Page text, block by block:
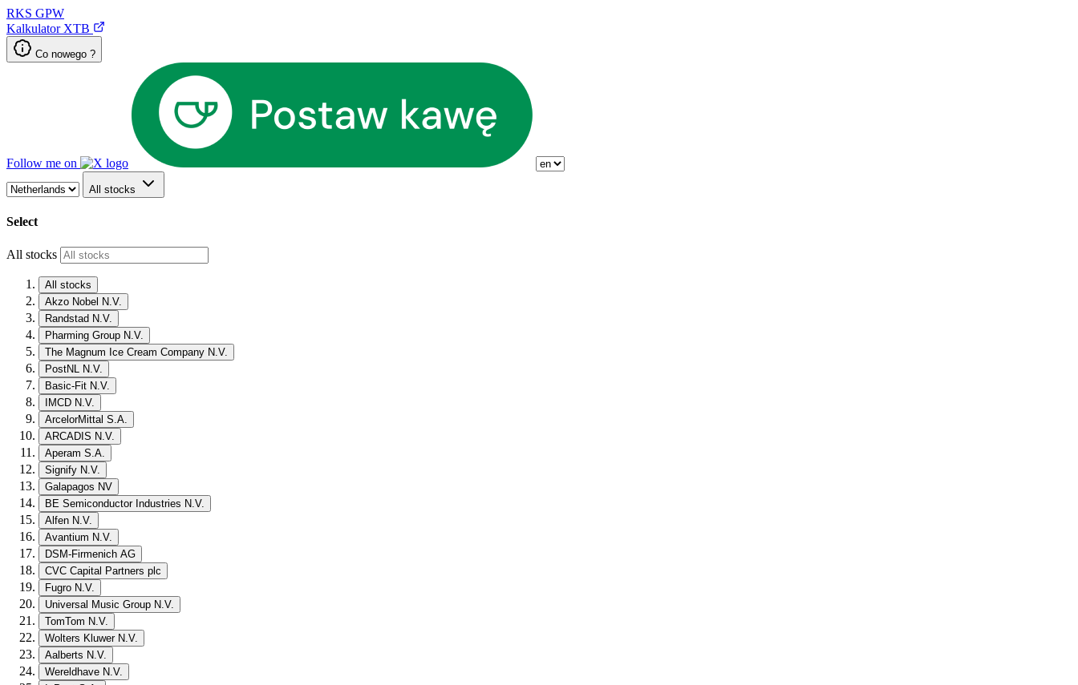
RKS GPW
Kalkulator XTB
Co nowego ?
Follow me on
All stocks
Select
All stocks
All stocks
Akzo Nobel N.V.
Randstad N.V.
Pharming Group N.V.
The Magnum Ice Cream Company N.V.
PostNL N.V.
Basic-Fit N.V.
IMCD N.V.
ArcelorMittal S.A.
ARCADIS N.V.
Aperam S.A.
Signify N.V.
Galapagos NV
BE Semiconductor Industries N.V.
Alfen N.V.
Avantium N.V.
DSM-Firmenich AG
CVC Capital Partners plc
Fugro N.V.
Universal Music Group N.V.
TomTom N.V.
Wolters Kluwer N.V.
Aalberts N.V.
Wereldhave N.V.